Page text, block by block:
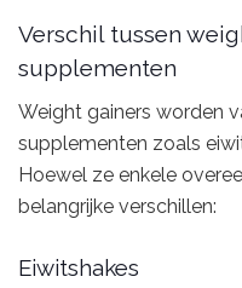
Verschil tussen
supplementen
Weight gainers worden
supplementen zoals
Hoewel ze enkele
belangrijke verschillen:
Eiwitshakes